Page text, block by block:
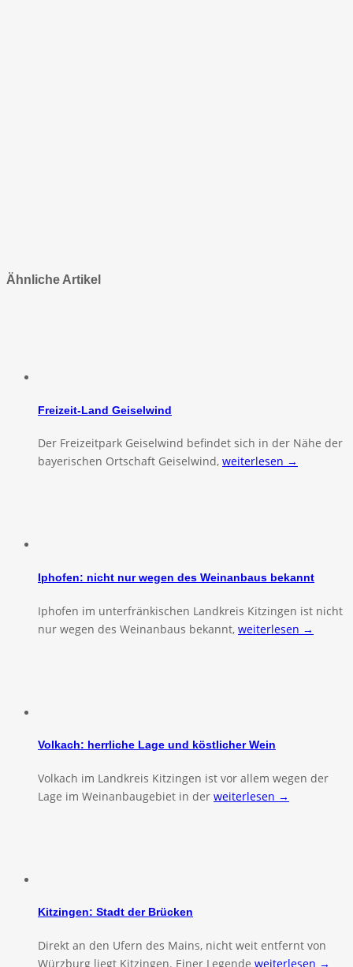
Ähnliche Artikel
Freizeit-Land Geiselwind
Der Freizeitpark Geiselwind befindet sich in der Nähe der
bayerischen Ortschaft Geiselwind, weiterlesen →
Iphofen: nicht nur wegen des Weinanbaus bekannt
Iphofen im unterfränkischen Landkreis Kitzingen ist nicht
nur wegen des Weinanbaus bekannt, weiterlesen →
Volkach: herrliche Lage und köstlicher Wein
Volkach im Landkreis Kitzingen ist vor allem wegen der
Lage im Weinanbaugebiet in der weiterlesen →
Kitzingen: Stadt der Brücken
Direkt an den Ufern des Mains, nicht weit entfernt von
Würzburg liegt Kitzingen. Einer Legende weiterlesen →